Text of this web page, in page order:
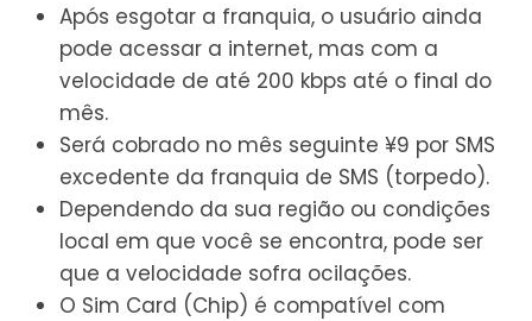
Após esgotar a franquia, o usuário ainda
pode acessar a internet, mas com a
velocidade de até 200 kbps até o final do
mês.
Será cobrado no mês seguinte ¥9 por SMS
excedente da franquia de SMS (torpedo).
Dependendo da sua região ou condições
local em que você se encontra, pode ser
que a velocidade sofra ocilações.
O Sim Card (Chip) é compatível com